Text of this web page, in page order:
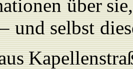
über sie,
– und selbst
K